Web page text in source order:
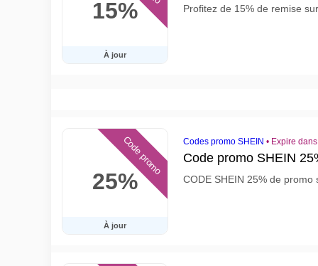
15%
À jour
Profitez de 15% de remise
25%
À jour
Code promo Codes promo SHEIN • Expire
Code promo SHEIN
CODE SHEIN 25% de